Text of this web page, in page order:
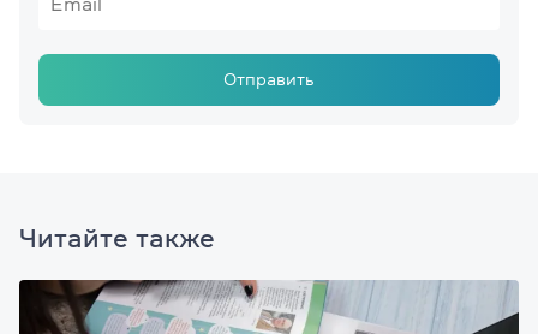
Отправить
Читайте также